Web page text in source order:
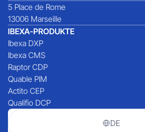
5 Place de Rome
13006 Marseille
IBEXA-PRODUKTE
Ibexa DXP
Ibexa CMS
Raptor CDP
Quable PIM
Actito CEP
Qualifio DCP
DE